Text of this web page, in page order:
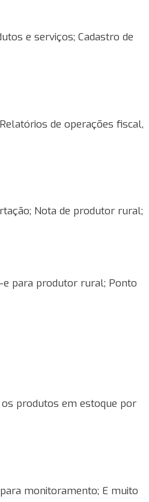
e serviços; Cadastro de
de operações fiscal,
Nota de produtor rural;
e para produtor rural; Ponto
produtos em estoque por
monitoramento; E muito